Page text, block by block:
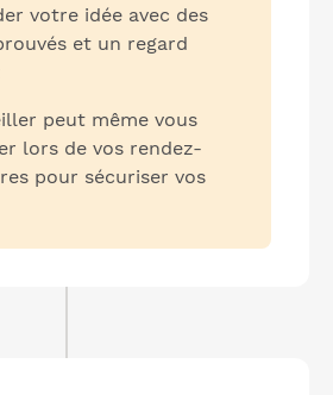
votre idée avec des
et un regard
peut même vous
lors de vos rendez-
pour sécuriser vos